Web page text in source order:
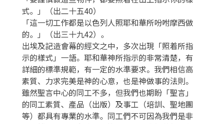
式。」（出二十五40）
「這一切工作都是以色列人照耶和華所吩咐摩西做
的。」（出三十九42）。
出埃及記造會幕的經文之中，多次出現「照着所指
示的樣式」一語。耶和華神所指示的非常清楚，有
詳細的標準規範，有一定的水準要求。我們相信高
素質、力求完美是神的心意，也是神做事的法則。
雖然聖言中心的同工不多，但我們也期盼「聖言」
的同工素質、產品（出版）及事工（培訓、聖地團
等）都具有專業的水準。同工們不可因為我們是非